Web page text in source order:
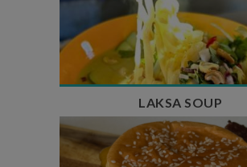
Temps de préparation : 40 min
Temps de cuisson : 25 min
Nombre de couverts : 4
LAKSA SOUP